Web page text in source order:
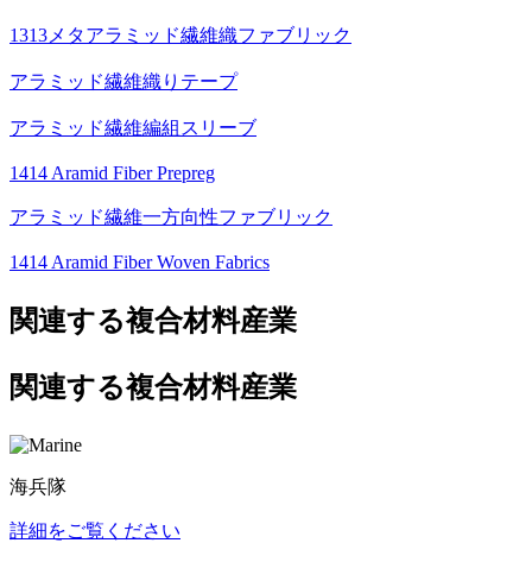
1313メタアラミッド繊維織ファブリック
アラミッド繊維織りテープ
アラミッド繊維編組スリーブ
1414 Aramid Fiber Prepreg
アラミッド繊維一方向性ファブリック
1414 Aramid Fiber Woven Fabrics
関連する複合材料産業
関連する複合材料産業
海兵隊
詳細をご覧ください